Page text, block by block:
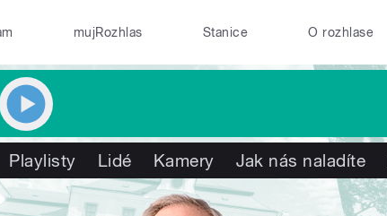
mujRozhlas Stanice O rozhlase
Playlisty Lidé Kamery Jak nás naladíte